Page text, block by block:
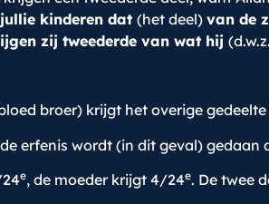
jullie kinderen dat (het deel) van de
zij tweederde van wat hij
broer) krijgt het overige
erfenis wordt (in dit geval)
e, de moeder krijgt 4/24e. De twee